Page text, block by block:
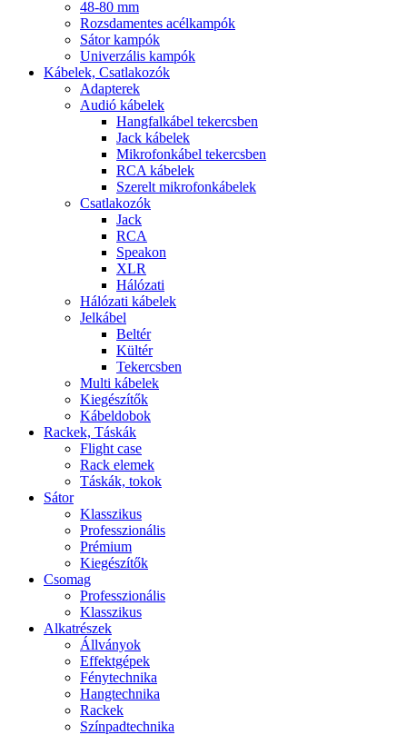
48-80 mm
Rozsdamentes acélkampók
Sátor kampók
Univerzális kampók
Kábelek, Csatlakozók
Adapterek
Audió kábelek
Hangfalkábel tekercsben
Jack kábelek
Mikrofonkábel tekercsben
RCA kábelek
Szerelt mikrofonkábelek
Csatlakozók
Jack
RCA
Speakon
XLR
Hálózati
Hálózati kábelek
Jelkábel
Beltér
Kültér
Tekercsben
Multi kábelek
Kiegészítők
Kábeldobok
Rackek, Táskák
Flight case
Rack elemek
Táskák, tokok
Sátor
Klasszikus
Professzionális
Prémium
Kiegészítők
Csomag
Professzionális
Klasszikus
Alkatrészek
Állványok
Effektgépek
Fénytechnika
Hangtechnika
Rackek
Színpadtechnika